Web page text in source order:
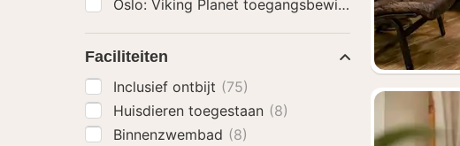
Oslo: Viking Planet toegangsbewijs
(69)
Faciliteiten
Inclusief ontbijt (75)
Huisdieren toegestaan (8)
Binnenzwembad (8)